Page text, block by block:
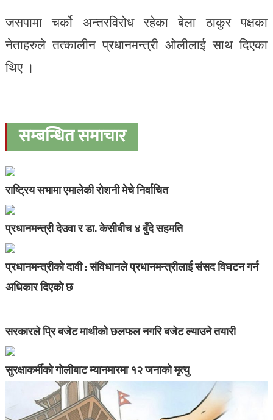
जसपामा चर्को अन्तरविरोध रहेका बेला ठाकुर पक्षका
नेताहरुले तत्कालीन प्रधानमन्त्री ओलीलाई साथ दिएका
थिए ।
सम्बन्धित समाचार
राष्ट्रिय सभामा एमालेकी रोशनी मेचे निर्वाचित
प्रधानमन्त्री देउवा र डा. केसीबीच ४ बुँदे सहमति
प्रधानमन्त्रीको दावी : संविधानले प्रधानमन्त्रीलाई संसद विघटन गर्न
अधिकार दिएको छ
सरकारले प्रि बजेट माथीको छलफल नगरि बजेट ल्याउने तयारी
सुरक्षाकर्मीको गोलीबाट म्यानमारमा १२ जनाको मृत्यु